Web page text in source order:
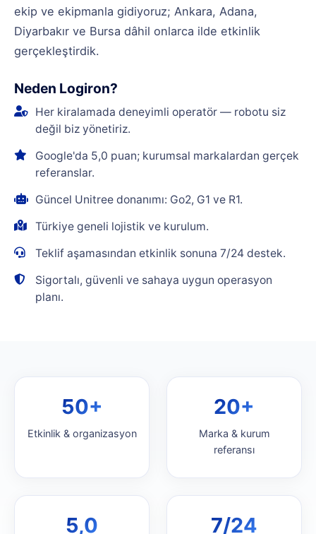
ekip ve ekipmanla gidiyoruz; Ankara, Adana,
Diyarbakır ve Bursa dâhil onlarca ilde etkinlik
gerçekleştirdik.
Neden Logiron?
Her kiralamada deneyimli operatör — robotu siz
değil biz yönetiriz.
Google'da 5,0 puan; kurumsal markalardan gerçek
referanslar.
Güncel Unitree donanımı: Go2, G1 ve R1.
Türkiye geneli lojistik ve kurulum.
Teklif aşamasından etkinlik sonuna 7/24 destek.
Sigortalı, güvenli ve sahaya uygun operasyon
planı.
50+
Etkinlik & organizasyon
20+
Marka & kurum
referansı
5,0 7/24